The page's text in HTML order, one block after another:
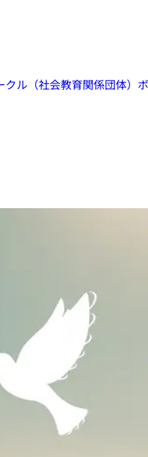
クル（社会教育関係団体）